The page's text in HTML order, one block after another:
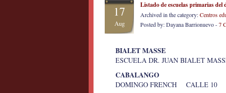
17
Aug
Listado de escuelas primarias
Archived in the category:Centros
Posted by: Dayana Barrionuevo -7
BIALET MASSE
ESCUELA DR. JUAN BIALET
CABALANGO
DOMINGO FRENCH CALLE 10